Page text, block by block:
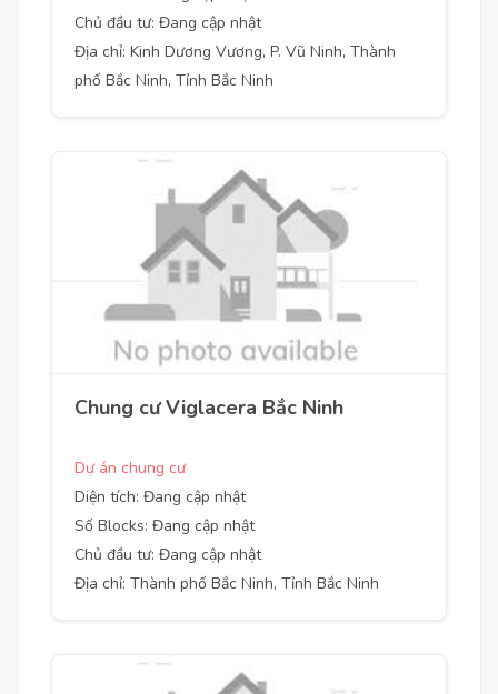
Chủ đầu tư: Đang cập nhật
Địa chỉ: Kinh Dương Vương, P. Vũ Ninh, Thành
phố Bắc Ninh, Tỉnh Bắc Ninh
Chung cư Viglacera Bắc Ninh
Dự án chung cư
Diện tích: Đang cập nhật
Số Blocks: Đang cập nhật
Chủ đầu tư: Đang cập nhật
Địa chỉ: Thành phố Bắc Ninh, Tỉnh Bắc Ninh